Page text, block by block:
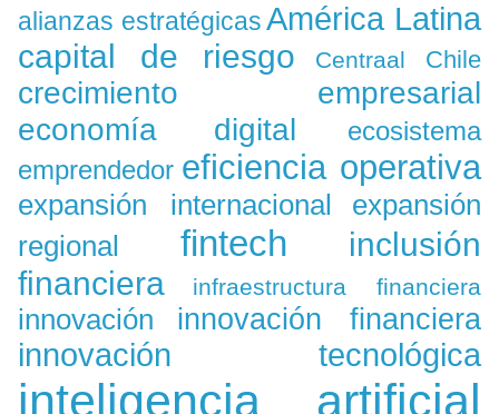
alianzas estratégicas América Latina
capital de riesgo Centraal Chile
crecimiento empresarial
economía digital
ecosistema
emprendedor eficiencia operativa
expansión internacional
expansión
regional
fintech
inclusión
financiera
infraestructura financiera
innovación innovación financiera
innovación tecnológica
inteligencia artificial